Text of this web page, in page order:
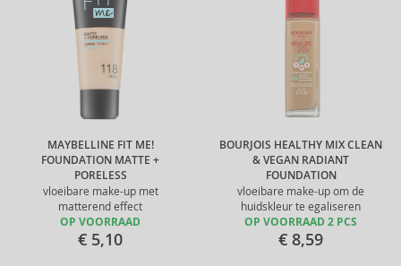
MAYBELLINE FIT ME!
FOUNDATION MATTE +
PORELESS
vloeibare make-up met
matterend effect
OP VOORRAAD
€ 5,10
BOURJOIS HEALTHY MIX CLEAN
& VEGAN RADIANT
FOUNDATION
vloeibare make-up om de
huidskleur te egaliseren
OP VOORRAAD 2 PCS
€ 8,59